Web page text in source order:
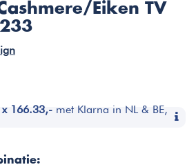
Eiken TV
166.33,- met Klarna in NL & BE,